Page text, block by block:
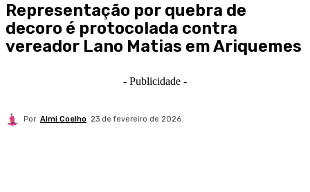
Representação por quebra de
decoro é protocolada contra
vereador Lano Matias em Ariquemes
- Publicidade -
Por Almi Coelho 23 de fevereiro de 2026